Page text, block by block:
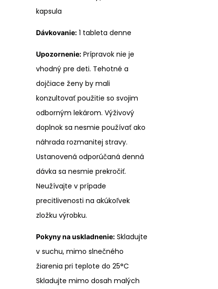
kapsula
Dávkovanie: 1 tableta denne
Upozornenie: Prípravok nie je
vhodný pre deti. Tehotné a
dojčiace ženy by mali
konzultovať použitie so svojim
odborným lekárom. Výživový
doplnok sa nesmie používať ako
náhrada rozmanitej stravy.
Ustanovená odporúčaná denná
dávka sa nesmie prekročiť.
Neužívajte v prípade
precitlivenosti na akúkoľvek
zložku výrobku.
Pokyny na uskladnenie: Skladujte
v suchu, mimo slnečného
žiarenia pri teplote do 25°C
Skladujte mimo dosah malých